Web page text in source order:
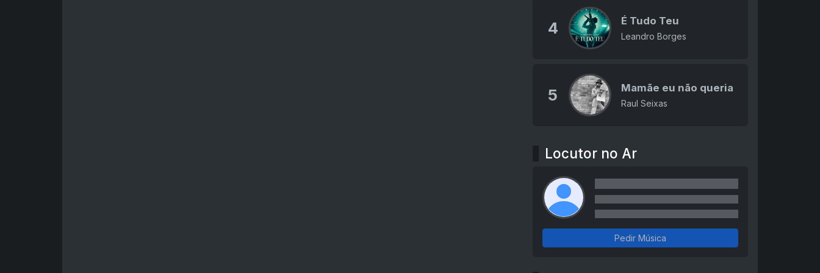
4 É Tudo Teu
Leandro Borges
5 Mamãe eu não queria
Raul Seixas
Locutor no Ar
Pedir Música